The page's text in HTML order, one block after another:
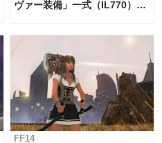
ヴァー装備」一式（IL770）の
FF14